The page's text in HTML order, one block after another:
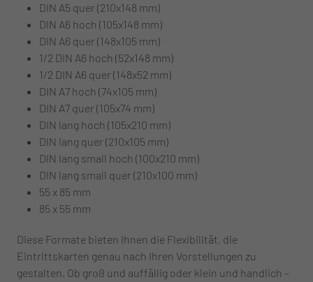
DIN A5 quer (210x148 mm)
DIN A6 hoch (105x148 mm)
DIN A6 quer (148x105 mm)
1/2 DIN A6 hoch (52x148 mm)
1/2 DIN A6 quer (148x52 mm)
DIN A7 hoch (74x105 mm)
DIN A7 quer (105x74 mm)
DIN lang hoch (105x210 mm)
DIN lang quer (210x105 mm)
DIN lang small hoch (100x210 mm)
DIN lang small quer (210x100 mm)
55 x 85 mm
85 x 55 mm
Diese Formate bieten Ihnen die Flexibilität, die
Eintrittskarten genau nach Ihren Vorstellungen zu
gestalten. Ob groß und auffällig oder klein und handlich –